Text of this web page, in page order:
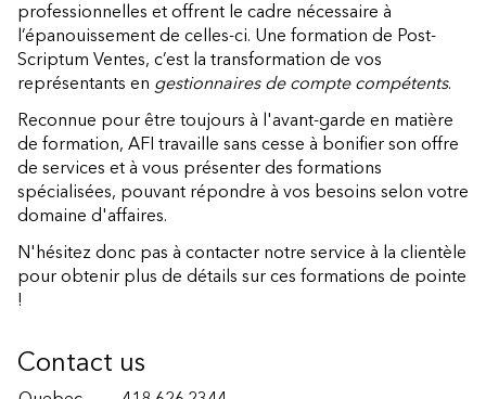
professionnelles et offrent le cadre nécessaire à
l’épanouissement de celles-ci. Une formation de Post-
Scriptum Ventes, c’est la transformation de vos
représentants en gestionnaires de compte compétents.
Reconnue pour être toujours à l'avant-garde en matière
de formation, AFI travaille sans cesse à bonifier son offre
de services et à vous présenter des formations
spécialisées, pouvant répondre à vos besoins selon votre
domaine d'affaires.
N'hésitez donc pas à contacter notre service à la clientèle
pour obtenir plus de détails sur ces formations de pointe
!
Contact us